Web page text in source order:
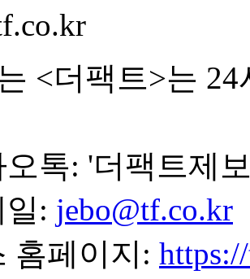
<더팩트>는
오톡: '더팩트제
일: jebo@tf.co.kr
홈페이지: